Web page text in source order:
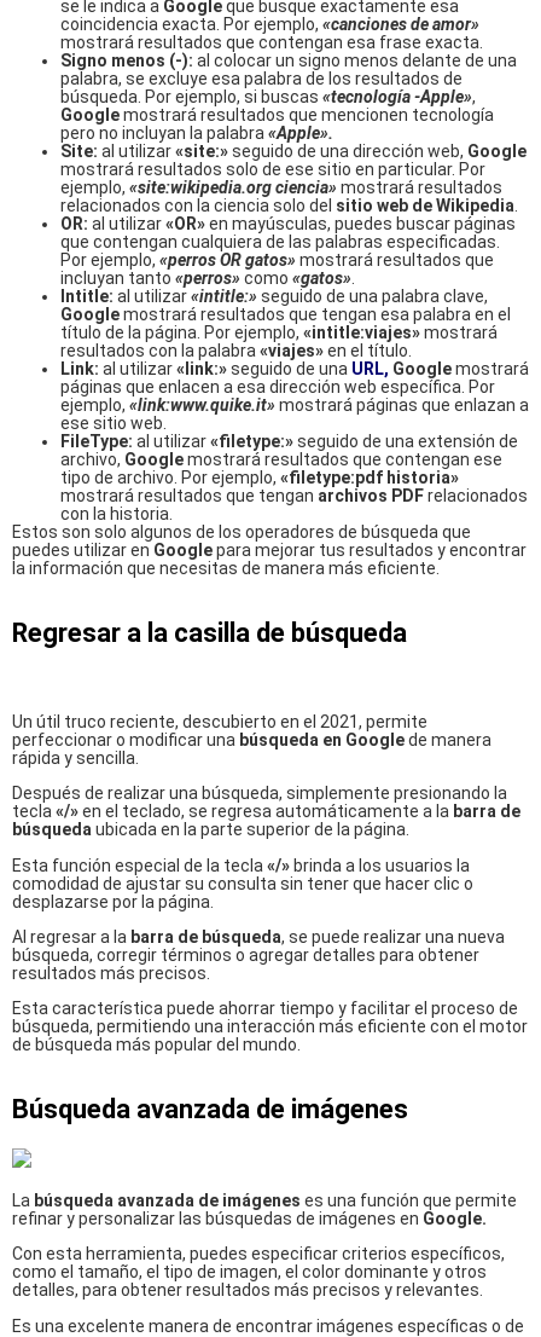
se le indica a Googleque busque exactamente esa
coincidencia exacta. Por ejemplo, «canciones de amor»
mostrará resultados que contengan esa frase exacta.
Signo menos (-): al colocar un signo menos delante de una
palabra, se excluye esa palabra de los resultados de
búsqueda. Por ejemplo, si buscas «tecnología -Apple»,
Googlemostrará resultados que mencionen tecnología
pero no incluyan la palabra«Apple».
Site: al utilizar«site:»seguido de una dirección web, Google
mostrará resultados solo de ese sitio en particular. Por
ejemplo, «site:wikipedia.org ciencia» mostrará resultados
relacionados con la ciencia solo del sitio web de Wikipedia.
OR: al utilizar«OR»en mayúsculas, puedes buscar páginas
que contengan cualquiera de las palabras especificadas.
Por ejemplo, «perros OR gatos» mostrará resultados que
incluyan tanto «perros» como «gatos».
Intitle: al utilizar«intitle:» seguido de una palabra clave,
Googlemostrará resultados que tengan esa palabra en el
título de la página. Por ejemplo, «intitle:viajes»mostrará
resultados con la palabra«viajes»en el título.
Link: al utilizar«link:»seguido de una URL, Googlemostrará
páginas que enlacen a esa dirección web específica. Por
ejemplo, «link:www.quike.it» mostrará páginas que enlazan a
ese sitio web.
FileType: al utilizar«filetype:»seguido de una extensión de
archivo, Googlemostrará resultados que contengan ese
tipo de archivo. Por ejemplo, «filetype:pdf historia»
mostrará resultados que tengan archivos PDFrelacionados
con la historia.
Estos son solo algunos de los operadores de búsqueda que
puedes utilizar en Googlepara mejorar tus resultados y encontrar
la información que necesitas de manera más eficiente.
Regresar a la casilla de búsqueda
Un útil truco reciente, descubierto en el 2021, permite
perfeccionar o modificar una búsqueda en Googlede manera
rápida y sencilla.
Después de realizar una búsqueda, simplemente presionando la
tecla «/»en el teclado, se regresa automáticamente a la barra de
búsqueda ubicada en la parte superior de la página.
Esta función especial de la tecla «/»brinda a los usuarios la
comodidad de ajustar su consulta sin tener que hacer clic o
desplazarse por la página.
Al regresar a la barra de búsqueda, se puede realizar una nueva
búsqueda, corregir términos o agregar detalles para obtener
resultados más precisos.
Esta característica puede ahorrar tiempo y facilitar el proceso de
búsqueda, permitiendo una interacción más eficiente con el motor
de búsqueda más popular del mundo.
Búsqueda avanzada de imágenes
La búsqueda avanzada de imágenes es una función que permite
refinar y personalizar las búsquedas de imágenes en Google.
Con esta herramienta, puedes especificar criterios específicos,
como el tamaño, el tipo de imagen, el color dominante y otros
detalles, para obtener resultados más precisos y relevantes.
Es una excelente manera de encontrar imágenes específicas o de